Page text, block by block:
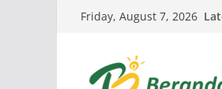
Friday, August 7, 2026